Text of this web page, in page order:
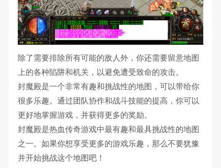
除了需要排除所有可能的敌人外，你还需要留意地图
上的各种陷阱和机关，以避免遭受致命的攻击。
封魔殿是一个非常有趣和挑战性的地图，可以带给你
很多乐趣。通过团队协作和战斗技能的提高，你可以
更好地掌握游戏，并获得更多的奖励。
封魔殿是热血传奇游戏中最有趣和最具挑战性的地图
之一。如果你想享受更多的游戏乐趣，那么不要犹豫
并开始挑战这个地图吧！